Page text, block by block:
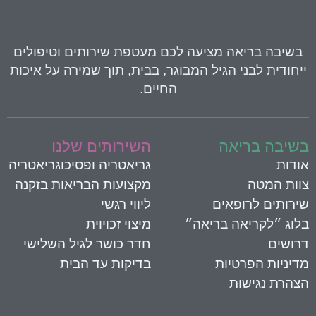
בשיבה בריאהמציעה לכם מעטפת שירותים וטיפולים
ייחודית לבני הגיל המבוגר, בבית, תוך שמירה על איכות
החיים.
בריאה
המטה
לרופאים
״לקריאה בריאה״
הפרטיות
נגישות
השירותים שלנו
גריאטריה ופסיכוגריאטריה
מקצועות הבריאות בזקנה
ליווי רגשי
מיצוי זכויוית
חדר כושר לגיל השלישי
בדיקות עד הבית